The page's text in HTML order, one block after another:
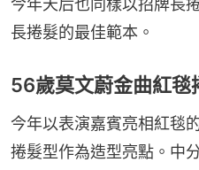
今年天后也同樣以招牌長
長捲髮的最佳範本。
56歲莫文蔚金曲紅
今年以表演嘉賓亮相紅毯
捲髮型作為造型亮點。中